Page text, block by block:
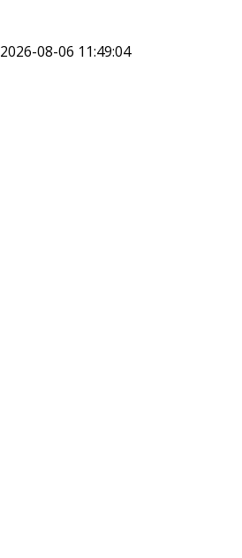
2026-08-06 11:49:04